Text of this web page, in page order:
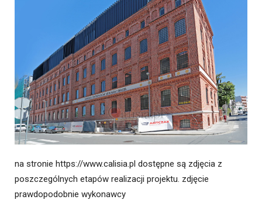
na stronie https://www.calisia.pl dostępne są zdjęcia z
poszczególnych etapów realizacji projektu. zdjęcie
prawdopodobnie wykonawcy